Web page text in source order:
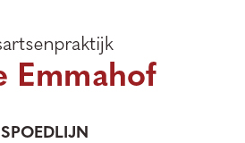
SPOEDLIJN